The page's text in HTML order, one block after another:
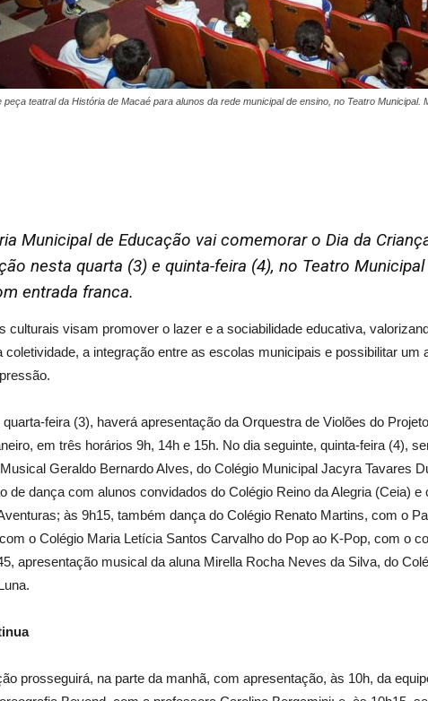
peça teatral da História de Macaé para alunos da rede municipal de ensino, no Teatro Municipal.
Municipal de Educação vai comemorar o Dia da
nesta quarta (3) e quinta-feira (4), no Teatro
entrada franca.
culturais visam promover o lazer e a sociabilidade educativa,
coletividade, a integração entre as escolas municipais e possibilitar um
quarta-feira (3), haverá apresentação da Orquestra de Violões do
em três horários 9h, 14h e 15h. No dia seguinte, quinta-feira (4),
Geraldo Bernardo Alves, do Colégio Municipal Jacyra Tavares
de dança com alunos convidados do Colégio Reino da Alegria (Ceia) e
às 9h15, também dança do Colégio Renato Martins, com o
o Colégio Maria Letícia Santos Carvalho do Pop ao K-Pop, com o
apresentação musical da aluna Mirella Rocha Neves da Silva, do
prosseguirá, na parte da manhã, com apresentação, às 10h, da